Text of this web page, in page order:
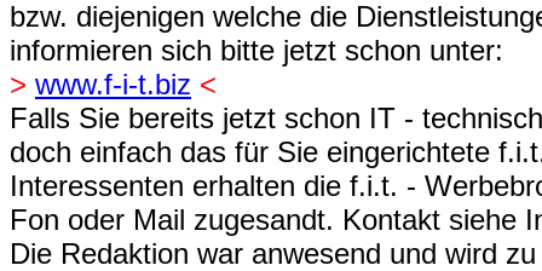
bzw. diejenigen welche die
informieren sich bitte jetzt schon unter:
> www.f-i-t.biz <
Falls Sie bereits jetzt schon IT -
doch einfach das für Sie eingerichtete
Interessenten erhalten die f.i.t. -
Fon oder Mail zugesandt. Kontakt siehe
Die Redaktion war anwesend und wird